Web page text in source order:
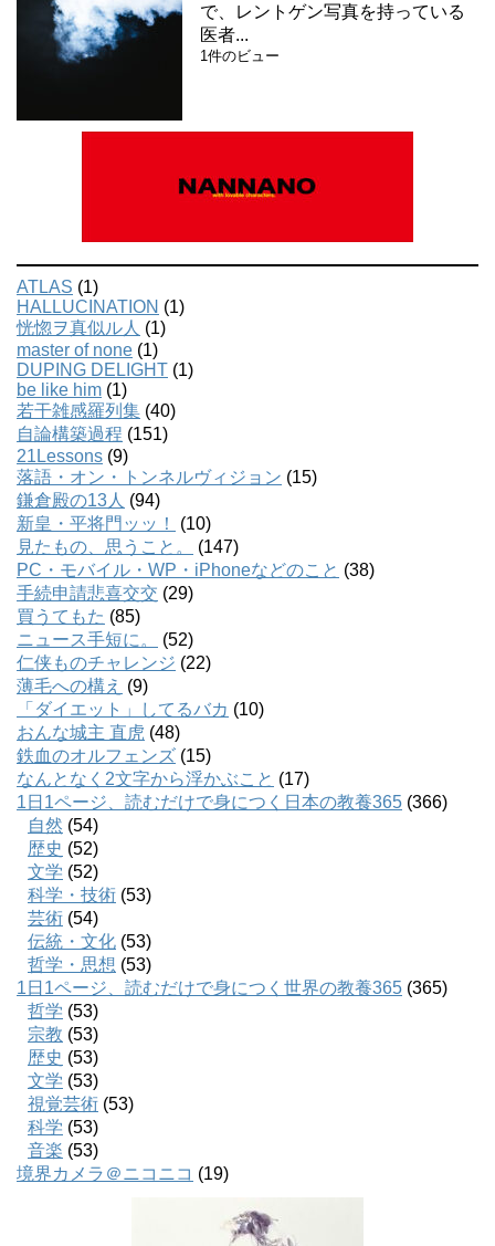
で、レントゲン写真を持っている
医者...
1件のビュー
ATLAS (1)
HALLUCINATION (1)
恍惚ヲ真似ル人 (1)
master of none (1)
DUPING DELIGHT (1)
be like him (1)
若干雑感羅列集 (40)
自論構築過程 (151)
21Lessons (9)
落語・オン・トンネルヴィジョン (15)
鎌倉殿の13人 (94)
新皇・平将門ッッ！
(10)
見たもの、思うこと。
(147)
PC・モバイル・WP・iPhoneなどのこと (38)
手続申請悲喜交交 (29)
買うてもた (85)
ニュース手短に。
(52)
仁侠ものチャレンジ (22)
薄毛への構え (9)
「ダイエット」してるバカ (10)
おんな城主 直虎 (48)
鉄血のオルフェンズ (15)
なんとなく2文字から浮かぶこと (17)
1日1ページ、読むだけで身につく日本の教養365 (366)
自然 (54)
歴史 (52)
文学 (52)
科学・技術 (53)
芸術 (54)
伝統・文化 (53)
哲学・思想 (53)
1日1ページ、読むだけで身につく世界の教養365 (365)
哲学 (53)
宗教 (53)
歴史 (53)
文学 (53)
視覚芸術 (53)
科学 (53)
音楽 (53)
境界カメラ＠ニコニコ (19)